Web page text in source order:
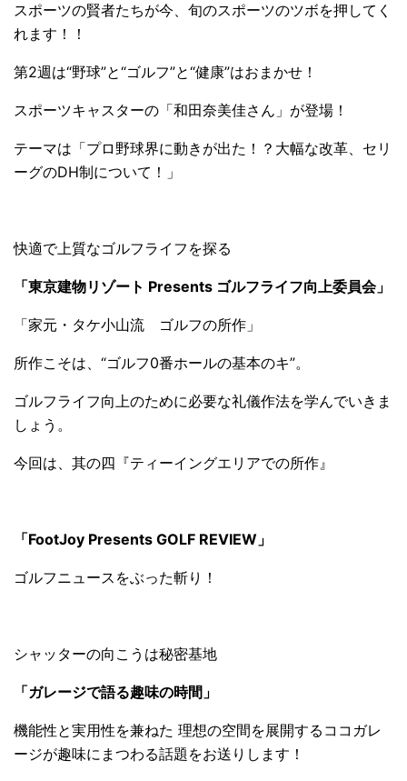
スポーツの賢者たちが今、旬のスポーツのツボを押してく
れます！！
第2週は“野球”と“ゴルフ”と“健康”はおまかせ！
スポーツキャスターの「和田奈美佳さん」が登場！
テーマは「プロ野球界に動きが出た！？大幅な改革、セリ
ーグのDH制について！」
快適で上質なゴルフライフを探る
「東京建物リゾート Presents ゴルフライフ向上委員会」
「家元・タケ小山流 ゴルフの所作」
所作こそは、“ゴルフ0番ホールの基本のキ”。
ゴルフライフ向上のために必要な礼儀作法を学んでいきま
しょう。
今回は、其の四『ティーイングエリアでの所作』
「FootJoy Presents GOLF REVIEW」
ゴルフニュースをぶった斬り！
シャッターの向こうは秘密基地
「ガレージで語る趣味の時間」
機能性と実用性を兼ねた 理想の空間を展開するココガレ
ージが趣味にまつわる話題をお送りします！